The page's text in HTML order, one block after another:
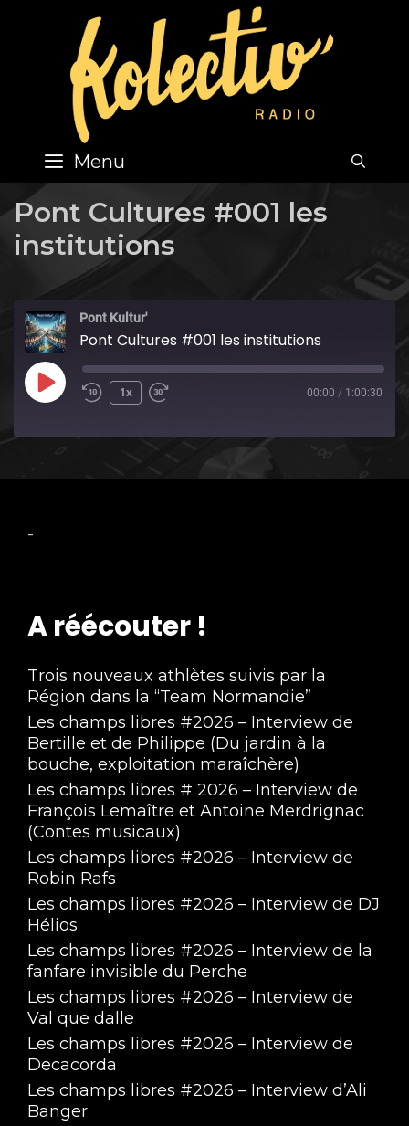
content
Menu
Pont Cultures #001 les
institutions
Pont Kultur'
Pont Cultures #001 les institutions
Play
1x 00:00 / 1:00:30
-
A réécouter !
Trois nouveaux athlètes suivis par la
Région dans la “Team Normandie”
Les champs libres #2026 – Interview de
Bertille et de Philippe (Du jardin à la
bouche, exploitation maraîchère)
Les champs libres # 2026 – Interview de
François Lemaître et Antoine Merdrignac
(Contes musicaux)
Les champs libres #2026 – Interview de
Robin Rafs
Les champs libres #2026 – Interview de DJ
Hélios
Les champs libres #2026 – Interview de la
fanfare invisible du Perche
Les champs libres #2026 – Interview de
Val que dalle
Les champs libres #2026 – Interview de
Decacorda
Les champs libres #2026 – Interview d’Ali
Banger